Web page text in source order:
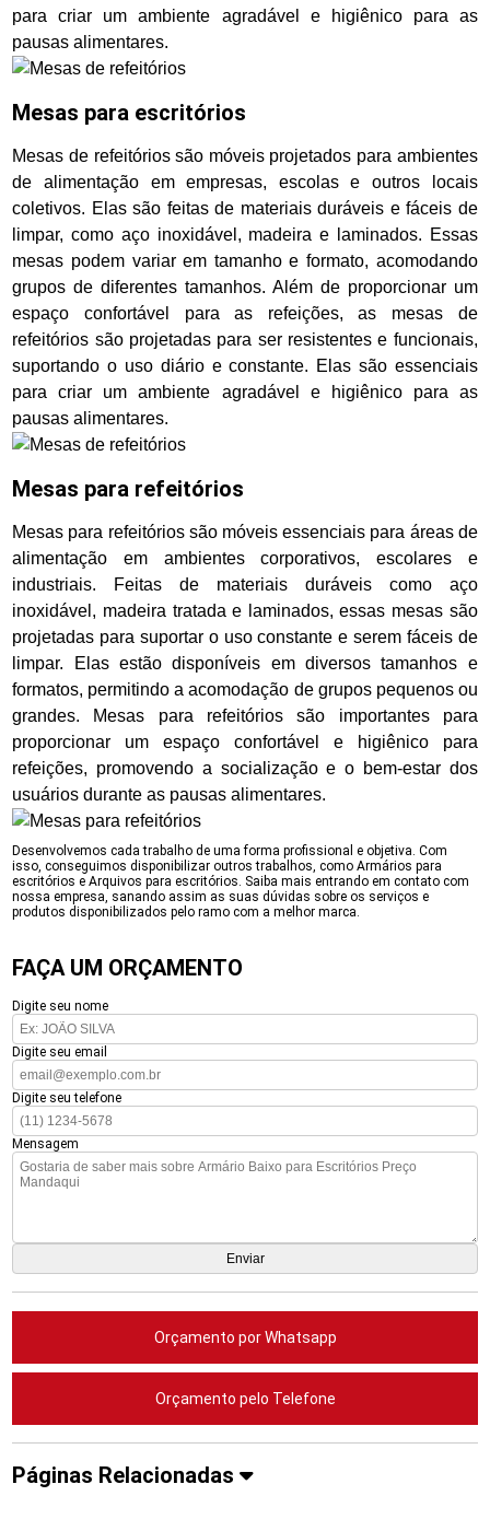
para criar um ambiente agradável e higiênico para as
pausas alimentares.
Mesas para escritórios
Mesas de refeitórios são móveis projetados para ambientes
de alimentação em empresas, escolas e outros locais
coletivos. Elas são feitas de materiais duráveis e fáceis de
limpar, como aço inoxidável, madeira e laminados. Essas
mesas podem variar em tamanho e formato, acomodando
grupos de diferentes tamanhos. Além de proporcionar um
espaço confortável para as refeições, as mesas de
refeitórios são projetadas para ser resistentes e funcionais,
suportando o uso diário e constante. Elas são essenciais
para criar um ambiente agradável e higiênico para as
pausas alimentares.
Mesas para refeitórios
Mesas para refeitórios são móveis essenciais para áreas de
alimentação em ambientes corporativos, escolares e
industriais. Feitas de materiais duráveis como aço
inoxidável, madeira tratada e laminados, essas mesas são
projetadas para suportar o uso constante e serem fáceis de
limpar. Elas estão disponíveis em diversos tamanhos e
formatos, permitindo a acomodação de grupos pequenos ou
grandes. Mesas para refeitórios são importantes para
proporcionar um espaço confortável e higiênico para
refeições, promovendo a socialização e o bem-estar dos
usuários durante as pausas alimentares.
Desenvolvemos cada trabalho de uma forma profissional e objetiva. Com
isso, conseguimos disponibilizar outros trabalhos, como Armários para
escritórios e Arquivos para escritórios. Saiba mais entrando em contato com
nossa empresa, sanando assim as suas dúvidas sobre os serviços e
produtos disponibilizados pelo ramo com a melhor marca.
FAÇA UM ORÇAMENTO
Digite seu nome
Digite seu email
Digite seu telefone
Mensagem
Orçamento por Whatsapp
Orçamento pelo Telefone
Páginas Relacionadas